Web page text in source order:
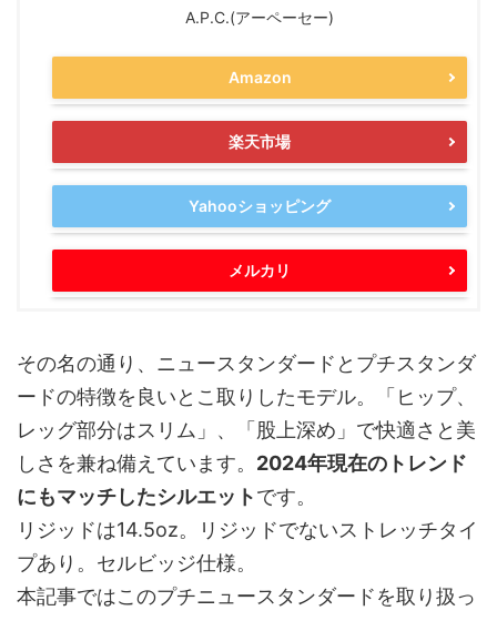
A.P.C.(アーペーセー)
Amazon
楽天市場
Yahooショッピング
メルカリ
その名の通り、ニュースタンダードとプチスタンダ
ードの特徴を良いとこ取りしたモデル。「ヒップ、
レッグ部分はスリム」、「股上深め」で快適さと美
しさを兼ね備えています。 2024年現在のトレンド
にもマッチしたシルエットです。
リジッドは14.5oz。リジッドでないストレッチタイ
プあり。セルビッジ仕様。
本記事ではこのプチニュースタンダードを取り扱っ